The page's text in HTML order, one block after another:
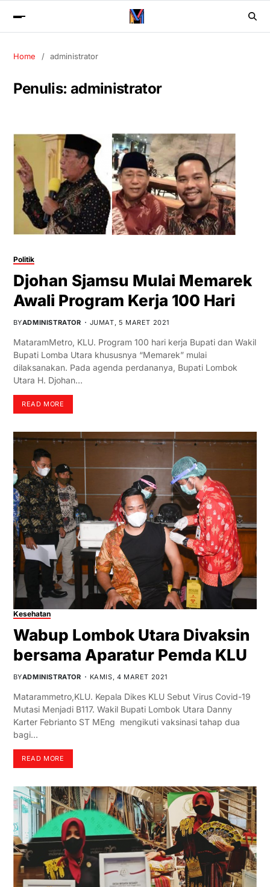
Home administrator
Penulis: administrator
Politik
Djohan Sjamsu Mulai Memarek
Awali Program Kerja 100 Hari
BYADMINISTRATOR JUMAT, 5 MARET 2021
MataramMetro, KLU. Program 100 hari kerja Bupati dan Wakil
Bupati Lomba Utara khususnya “Memarek” mulai
dilaksanakan. Pada agenda perdananya, Bupati Lombok
Utara H. Djohan…
READ MORE
Kesehatan
Wabup Lombok Utara Divaksin
bersama Aparatur Pemda KLU
BYADMINISTRATOR KAMIS, 4 MARET 2021
Matarammetro,KLU. Kepala Dikes KLU Sebut Virus Covid-19
Mutasi Menjadi B117. Wakil Bupati Lombok Utara Danny
Karter Febrianto ST MEng mengikuti vaksinasi tahap dua
bagi…
READ MORE